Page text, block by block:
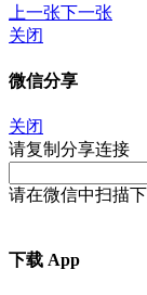
上一张下一张
关闭
微信分享
关闭
请复制分享连接
请在微信中扫描
下载 App